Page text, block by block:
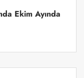
Ekim Ayında